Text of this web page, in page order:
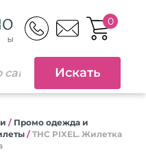
0
/ Промо одежда и
/ THC PIXEL. Жилетка